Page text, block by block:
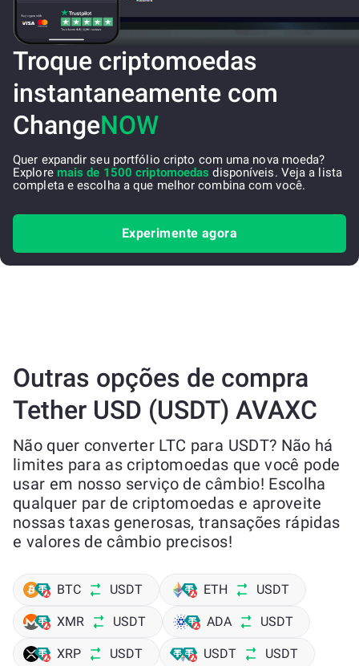
Troque criptomoedas
instantaneamente com
ChangeNOW
Quer expandir seu portfólio cripto com uma nova moeda?
Explore mais de 1500 criptomoedas disponíveis. Veja a lista
completa e escolha a que melhor combina com você.
Experimente agora
Outras opções de compra
Tether USD (USDT) AVAXC
Não quer converter LTC para USDT? Não há
limites para as criptomoedas que você pode
usar em nosso serviço de câmbio! Escolha
qualquer par de criptomoedas e aproveite
nossas taxas generosas, transações rápidas
e valores de câmbio precisos!
BTC USDT ETH USDT
XMR USDT ADA USDT
XRP USDT USDT USDT